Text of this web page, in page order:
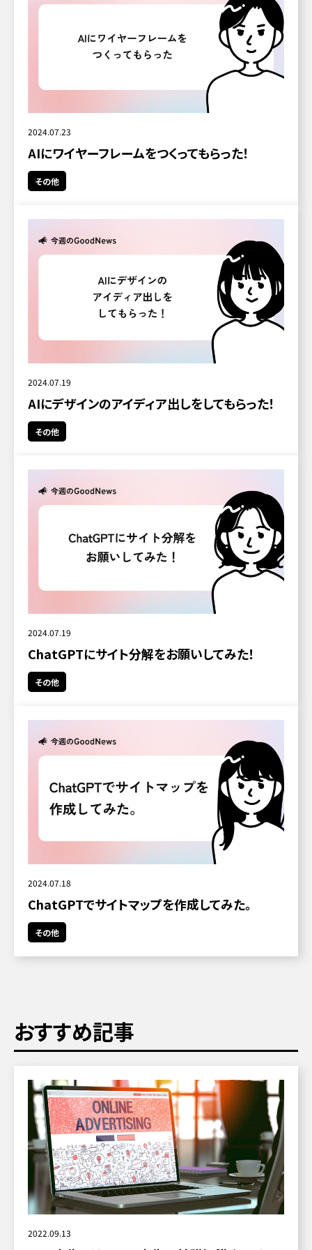
2024.07.23
AIにワイヤーフレームをつくってもらった！
その他
2024.07.19
AIにデザインのアイディア出しをしてもらった！
その他
2024.07.19
ChatGPTにサイト分解をお願いしてみた！
その他
2024.07.18
ChatGPTでサイトマップを作成してみた。
その他
おすすめ記事
2022.09.13